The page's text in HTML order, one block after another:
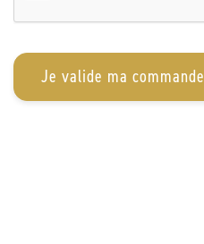
Je valide ma commande